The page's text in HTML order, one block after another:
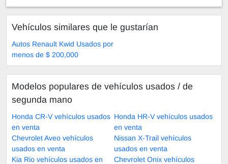
Vehículos similares que le gustarían
Autos Renault Kwid Usados por
menos de $ 200,000
Modelos populares de vehículos usados ​​/ de
segunda mano
Honda CR-V vehículos usados
en venta
Honda HR-V vehículos usados
en venta
Chevrolet Aveo vehículos
usados en venta
Nissan X-Trail vehículos
usados en venta
Kia Rio vehículos usados en
Chevrolet Onix vehículos